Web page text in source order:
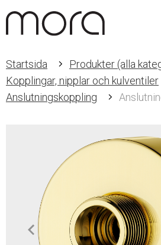
Startsida
Produkter (alla
Kopplingar, nipplar och kulventiler
Anslutningskoppling